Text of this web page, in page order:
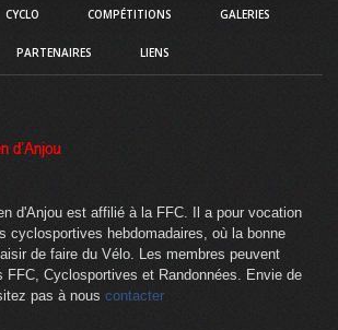
CYCLO COMPÉTITIONS GALERIES
PARTENAIRES LIENS
d'Anjou est affilié à la FFC. Il a pour vocation
cyclosportives hebdomadaires, où la bonne
de faire du Vélo. Les membres peuvent
FFC, Cyclosportives et Randonnées. Envie de
pas à nous contacter